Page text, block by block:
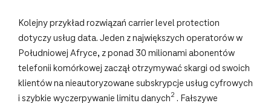
Kolejny przykład rozwiązań carrier level protection
dotyczy usług data. Jeden z największych operatorów w
Południowej Afryce, z ponad 30 milionami abonentów
telefonii komórkowej zaczął otrzymywać skargi od swoich
klientów na nieautoryzowane subskrypcje usług cyfrowych
i szybkie wyczerpywanie limitu danych2 . Fałszywe